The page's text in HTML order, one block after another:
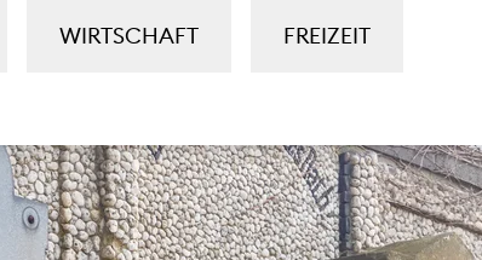
WIRTSCHAFT FREIZEIT